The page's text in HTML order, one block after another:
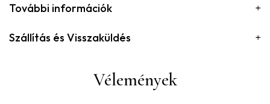
További információk
Szállítás és Visszaküldés
Vélemények